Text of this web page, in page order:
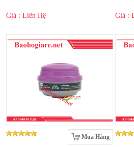
Giá : Liên Hệ Giá :
Mua Hàng